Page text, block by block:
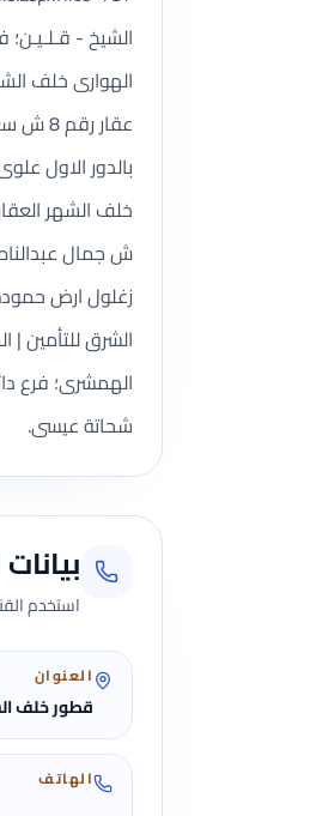
الشيخ -
الهوارى خلف
عقار
خلف الشهر
زغلول ارض
الشرق للتأمين
شحاتة عيسى.
استخدم
العنوان
قطور خلف
الهاتف